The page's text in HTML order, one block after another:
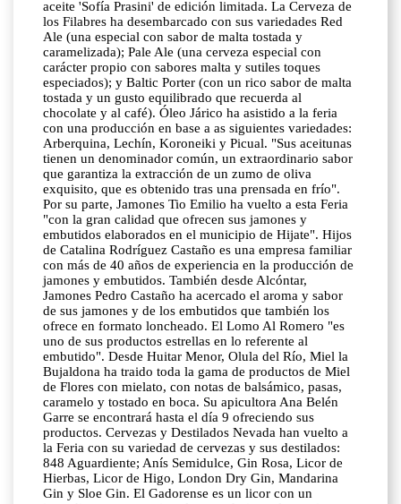
aceite 'Sofía Prasini' de edición limitada. La Cerveza de
los Filabres ha desembarcado con sus variedades Red
Ale (una especial con sabor de malta tostada y
caramelizada); Pale Ale (una cerveza especial con
carácter propio con sabores malta y sutiles toques
especiados); y Baltic Porter (con un rico sabor de malta
tostada y un gusto equilibrado que recuerda al
chocolate y al café). Óleo Járico ha asistido a la feria
con una producción en base a as siguientes variedades:
Arberquina, Lechín, Koroneiki y Picual. "Sus aceitunas
tienen un denominador común, un extraordinario sabor
que garantiza la extracción de un zumo de oliva
exquisito, que es obtenido tras una prensada en frío".
Por su parte, Jamones Tio Emilio ha vuelto a esta Feria
"con la gran calidad que ofrecen sus jamones y
embutidos elaborados en el municipio de Hijate". Hijos
de Catalina Rodríguez Castaño es una empresa familiar
con más de 40 años de experiencia en la producción de
jamones y embutidos. También desde Alcóntar,
Jamones Pedro Castaño ha acercado el aroma y sabor
de sus jamones y de los embutidos que también los
ofrece en formato loncheado. El Lomo Al Romero "es
uno de sus productos estrellas en lo referente al
embutido". Desde Huitar Menor, Olula del Río, Miel la
Bujaldona ha traido toda la gama de productos de Miel
de Flores con mielato, con notas de balsámico, pasas,
caramelo y tostado en boca. Su apicultora Ana Belén
Garre se encontrará hasta el día 9 ofreciendo sus
productos. Cervezas y Destilados Nevada han vuelto a
la Feria con su variedad de cervezas y sus destilados:
848 Aguardiente; Anís Semidulce, Gin Rosa, Licor de
Hierbas, Licor de Higo, London Dry Gin, Mandarina
Gin y Sloe Gin. El Gadorense es un licor con un